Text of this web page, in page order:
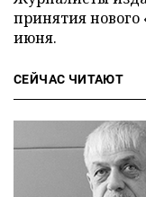
принятия
июня.
СЕЙЧАС ЧИТАЮТ